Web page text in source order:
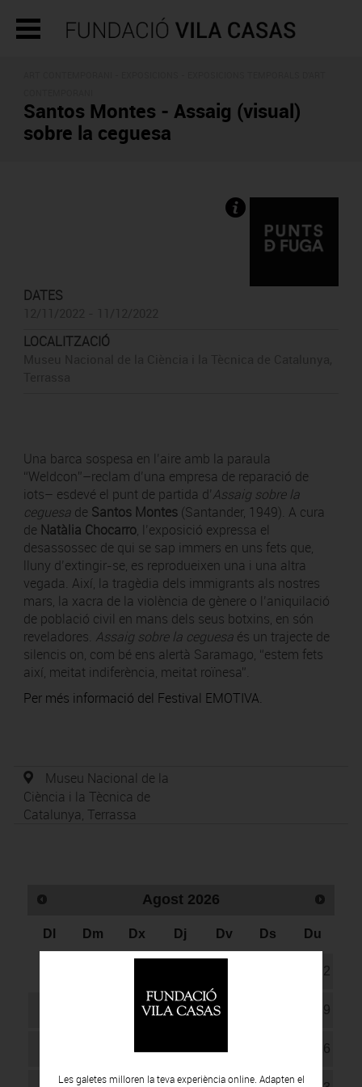
Santos Montes - Assaig (visual)
sobre la ceguesa
DATES
LOCALITZACIÓ
Una barca sospesa en l’aire amb la paraula
“Weldcon”–reclam d’una empresa de reparació de
iots– esdevé el punt de partida d’Assaig sobre la
ceguesa de Santos Montes(Santander, 1949). A cura
de Natàlia Chocarro, l’exposició expressa el
desassossec de qui se sap immers en uns fets que,
lluny d’extingir-se, es reprodueixen una i una altra
vegada. Així, la tragèdia dels immigrants als nostres
mars, la xacra de la violència de gènere o l’aniquilació
de població civil en mans dels seus botxins, en són
reveladores. Assaig sobre la ceguesaés un trajecte de
silencis on, com bé ens alertà Saramago, “estem fets
així, meitat indiferència, meitat roïnesa”.
Per més informació del Festival EMOTIVA.
Museu Nacional de la
Ciència i la Tècnica de
Catalunya, Terrassa
Agost 2026
Dl Dm Dx Dj Dv Ds Du
2
5 6 9
16
Les galetes milloren la teva experiència online. Adapten el